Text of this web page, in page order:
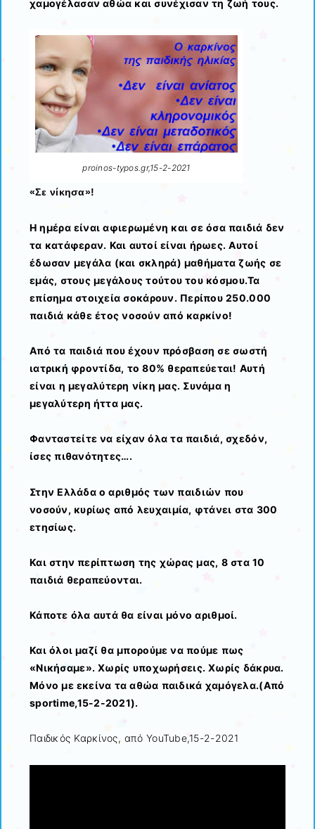
χαμογέλασαν αθώα και συνέχισαν τη ζωή τους.
proinos-typos.gr,15-2-2021
«Σε νίκησα»!
Η ημέρα είναι αφιερωμένη και σε όσα παιδιά δεν
τα κατάφεραν. Και αυτοί είναι ήρωες. Αυτοί
έδωσαν μεγάλα (και σκληρά) μαθήματα ζωής σε
εμάς, στους μεγάλους τούτου του κόσμου.Τα
επίσημα στοιχεία σοκάρουν. Περίπου 250.000
παιδιά κάθε έτος νοσούν από καρκίνο!
Από τα παιδιά που έχουν πρόσβαση σε σωστή
ιατρική φροντίδα, το 80% θεραπεύεται! Αυτή
είναι η μεγαλύτερη νίκη μας. Συνάμα η
μεγαλύτερη ήττα μας.
Φανταστείτε να είχαν όλα τα παιδιά, σχεδόν,
ίσες πιθανότητες….
Στην Ελλάδα ο αριθμός των παιδιών που
νοσούν, κυρίως από λευχαιμία, φτάνει στα 300
ετησίως.
Και στην περίπτωση της χώρας μας, 8 στα 10
παιδιά θεραπεύονται.
Κάποτε όλα αυτά θα είναι μόνο αριθμοί.
Και όλοι μαζί θα μπορούμε να πούμε πως
«Νικήσαμε». Χωρίς υποχωρήσεις. Χωρίς δάκρυα.
Μόνο με εκείνα τα αθώα παιδικά χαμόγελα.(Από
sportime,15-2-2021).
Παιδικός Καρκίνος, από YouTube,15-2-2021